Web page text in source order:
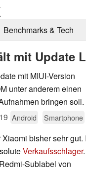
Benchmarks & Tech
mit Update
mit MIUI-Version
unter anderem einen
bringen soll.
Android Smartphone
bisher sehr gut.
Verkaufsschlager.
Sublabel von